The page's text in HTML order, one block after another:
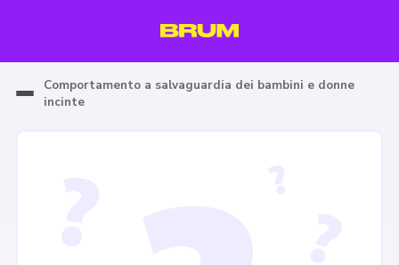
Comportamento a salvaguardia dei bambini e donne
incinte